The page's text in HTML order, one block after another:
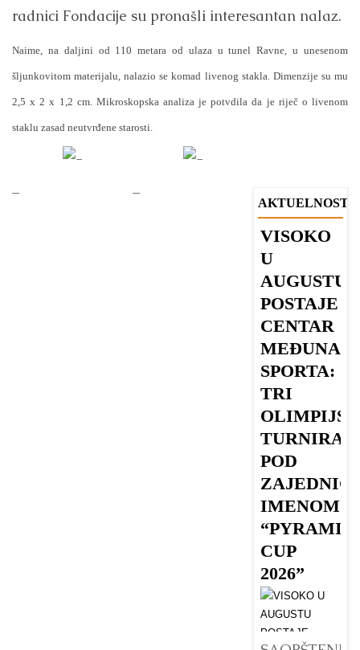
radnici Fondacije su pronašli interesantan nalaz.
Naime, na daljini od 110 metara od ulaza u tunel Ravne, u unesenom
šljunkovitom materijalu, nalazio se komad livenog stakla. Dimenzije su mu
2,5 x 2 x 1,2 cm. Mikroskopska analiza je potvdila da je riječ o livenom
staklu zasad neutvrđene starosti.
– –
AKTUELNOSTI
VISOKO
U
AUGUSTU
POSTAJE
CENTAR
SPORTA:
TRI
TURNIRA
POD
IMENOM
“PYRAMID
CUP
2026”